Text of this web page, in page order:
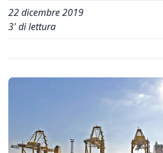
22 dicembre 2019
3' di lettura